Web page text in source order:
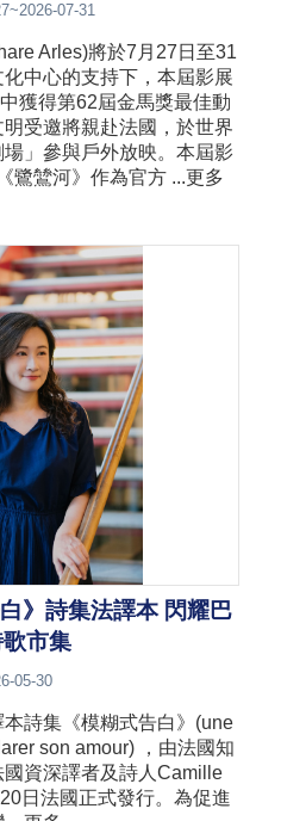
07-31
Arles)將於7月27日至31
中心的支持下，本屆影展
獲得第62屆金馬獎最佳動
受邀將親赴法國，於世界
」參與戶外放映。本屆影
鷺鷥河》作為官方 ...更多
》詩集法譯本 閃耀巴
市集
05-30
詩集《模糊式告白》(une
son amour) ，由法國知
資深譯者及詩人Camille
日法國正式發行。為促進